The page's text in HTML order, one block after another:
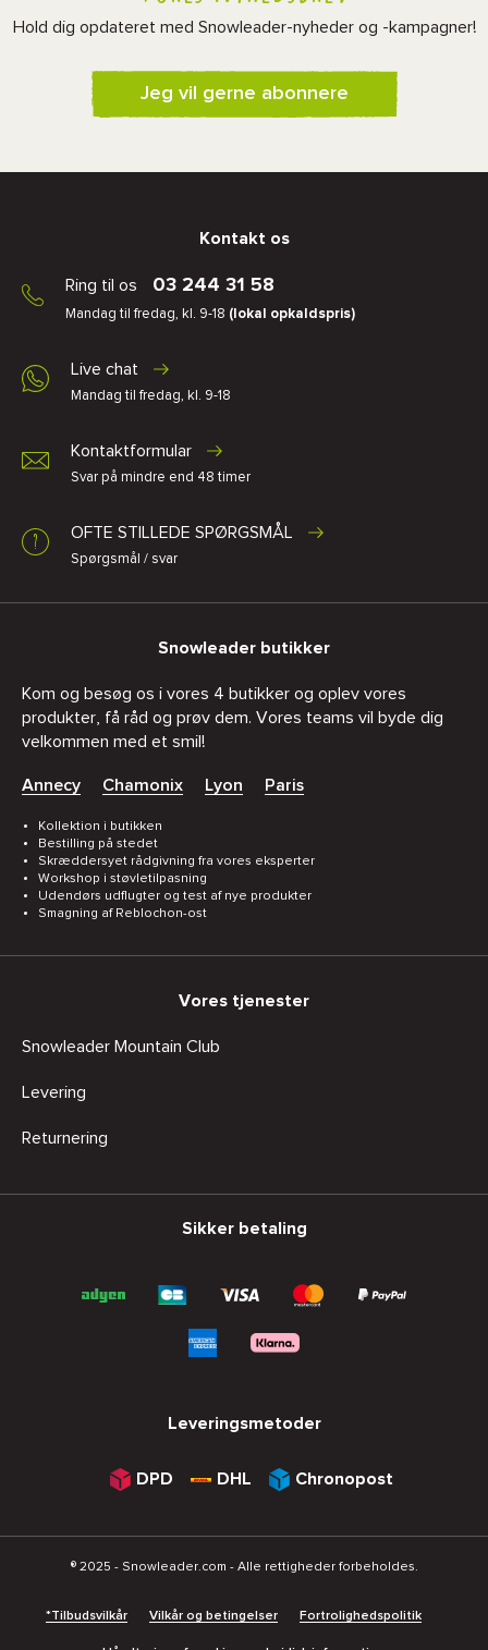
Hold dig opdateret med Snowleader-nyheder og -kampagner!
Jeg vil gerne abonnere
Kontakt os
Ring til os 03 244 31 58
Mandag til fredag, kl. 9-18 (lokal opkaldspris)
Live chat
Mandag til fredag, kl. 9-18
Kontaktformular
Svar på mindre end 48 timer
OFTE STILLEDE SPØRGSMÅL
Spørgsmål / svar
Snowleader butikker
Kom og besøg os i vores 4 butikker og oplev vores
produkter, få råd og prøv dem. Vores teams vil byde dig
velkommen med et smil!
Annecy Chamonix Lyon Paris
Kollektion i butikken
Bestilling på stedet
Skræddersyet rådgivning fra vores eksperter
Workshop i støvletilpasning
Udendørs udflugter og test af nye produkter
Smagning af Reblochon-ost
Vores tjenester
Snowleader Mountain Club
Levering
Returnering
Sikker betaling
Leveringsmetoder
DPD DHL Chronopost
® 2025 - Snowleader.com - Alle rettigheder forbeholdes.
*Tilbudsvilkår Vilkår og betingelser Fortrolighedspolitik